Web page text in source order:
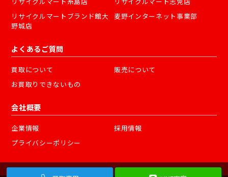
リサイクルマートブランド館大
野城店
麦野インターネット事業部
よくあるご質問
買取について
販売について
お買取りできないもの
会社概要
企業情報
採用情報
プライバシーポリシー